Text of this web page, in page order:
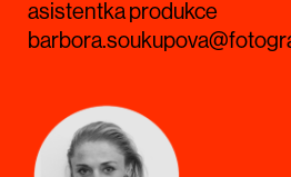
asistentka produkce